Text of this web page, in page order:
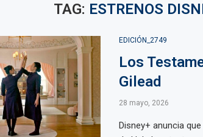
TAG: ESTRENOS
EDICIÓN_2749
Los
Gilead
28 mayo, 2026
Disney+ anuncia